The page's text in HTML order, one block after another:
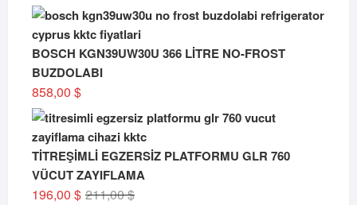
BOSCH KGN39UW30U 366 LİTRE NO-FROST
BUZDOLABI
858,00 $
TİTREŞİMLİ EGZERSİZ PLATFORMU GLR 760
VÜCUT ZAYIFLAMA
211,00$Orijinal
196,00 $
Şu